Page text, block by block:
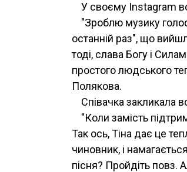
У своєму Instagram
"Зроблю музику
останній раз", що
тоді, слава Богу і
простого людського
Полякова.
Співачка закликала
"Коли замість
Так ось, Тіна дає це
чиновник, і
пісня? Пройдіть повз.